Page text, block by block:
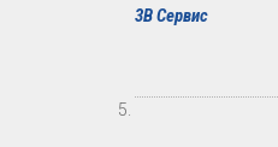
3В Сервис